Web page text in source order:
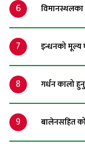
6 विमानस्थलका
7 इन्धनको मूल्य
8 गर्धन कालो
9 बालेनसहित